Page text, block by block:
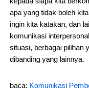
apa yang tidak boleh
ingin kita katakan, dan
komunikasi
situasi, berbagai pilihan
dibanding yang lainnya.
baca: Komunikasi